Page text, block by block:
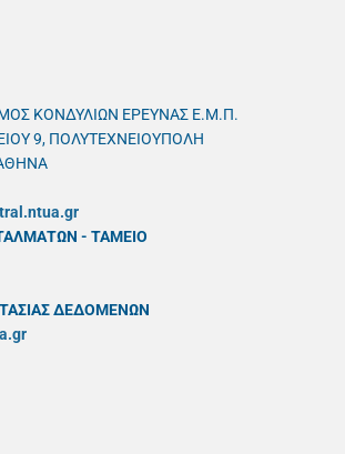
ΚΟΝΔΥΛΙΩΝ ΕΡΕΥΝΑΣ Ε.Μ.Π.
9, ΠΟΛΥΤΕΧΝΕΙΟΥΠΟΛΗ
- ΤΑΜΕΙΟ
ΔΕΔΟΜΕΝΩΝ